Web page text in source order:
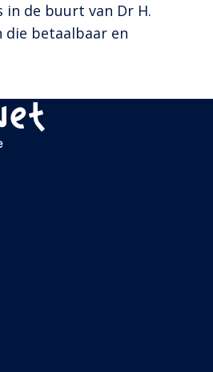
de buurt van Dr H.
die betaalbaar en